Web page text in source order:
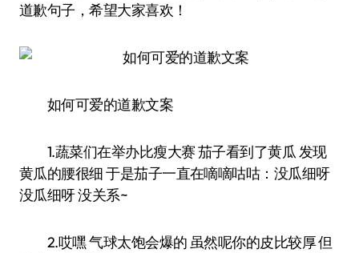
道歉句子，希望大家喜欢！
如何可爱的道歉文案
1.蔬菜们在举办比瘦大赛 茄子看到了黄瓜 发现
黄瓜的腰很细 于是茄子一直在嘀嘀咕咕：没瓜细呀
没瓜细呀 没关系~
2.哎嘿 气球太饱会爆的 虽然呢你的皮比较厚 但